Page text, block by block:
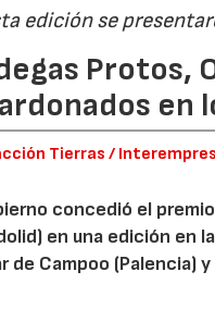
edición se
Protos,
en
Tierras /
concedió el
en una edición en
de Campoo (Palencia)